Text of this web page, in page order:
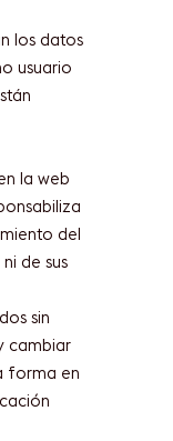
los datos
usuario
la web
del
de sus
sin
cambiar
forma en